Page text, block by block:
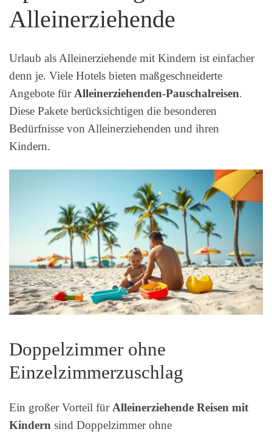
Alleinerziehende
Urlaub als Alleinerziehende mit Kindern ist einfacher
denn je. Viele Hotels bieten maßgeschneiderte
Angebote für Alleinerziehenden-Pauschalreisen.
Diese Pakete berücksichtigen die besonderen
Bedürfnisse von Alleinerziehenden und ihren
Kindern.
Doppelzimmer ohne
Einzelzimmerzuschlag
Ein großer Vorteil für Alleinerziehende Reisen mit
Kindern sind Doppelzimmer ohne